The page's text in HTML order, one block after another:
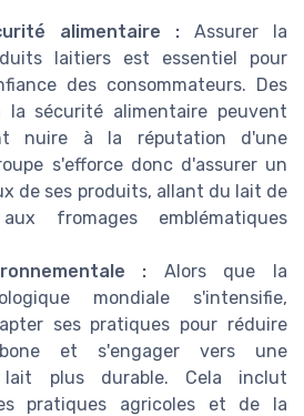
alimentaire : Assurer la
laitiers est essentiel pour
des consommateurs. Des
la sécurité alimentaire peuvent
nuire à la réputation d'une
s'efforce donc d'assurer un
de ses produits, allant du lait de
fromages emblématiques
: Alors que la
mondiale s'intensifie,
ses pratiques pour réduire
et s'engager vers une
plus durable. Cela inclut
pratiques agricoles et de la